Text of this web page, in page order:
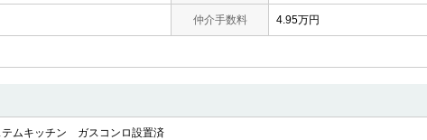
仲介手数料 4.95万円
テムキッチン ガスコンロ設置済